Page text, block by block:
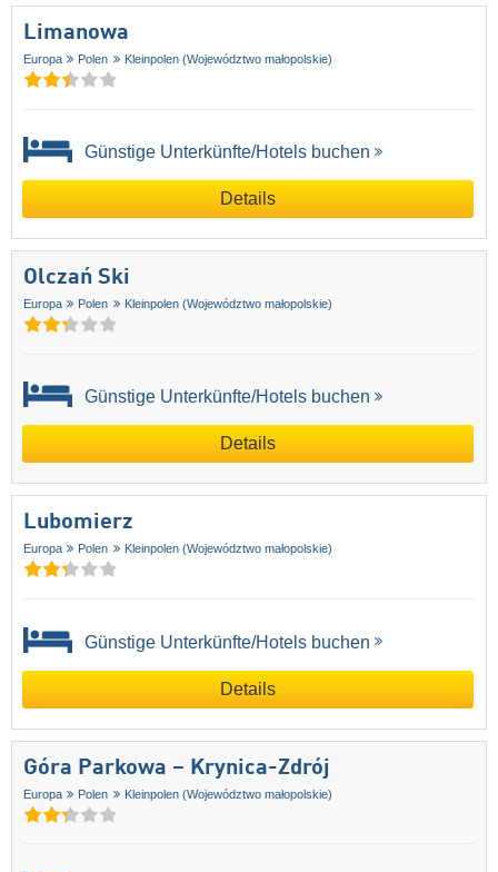
Limanowa
Europa Polen Kleinpolen (Województwo małopolskie)
Günstige Unterkünfte/Hotels buchen
Details
Olczań Ski
Europa Polen Kleinpolen (Województwo małopolskie)
Günstige Unterkünfte/Hotels buchen
Details
Lubomierz
Europa Polen Kleinpolen (Województwo małopolskie)
Günstige Unterkünfte/Hotels buchen
Details
Góra Parkowa – Krynica-Zdrój
Europa Polen Kleinpolen (Województwo małopolskie)